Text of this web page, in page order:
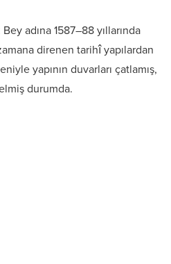
adına 1587–88 yıllarında
direnen tarihî yapılardan
yapının duvarları çatlamış,
durumda.